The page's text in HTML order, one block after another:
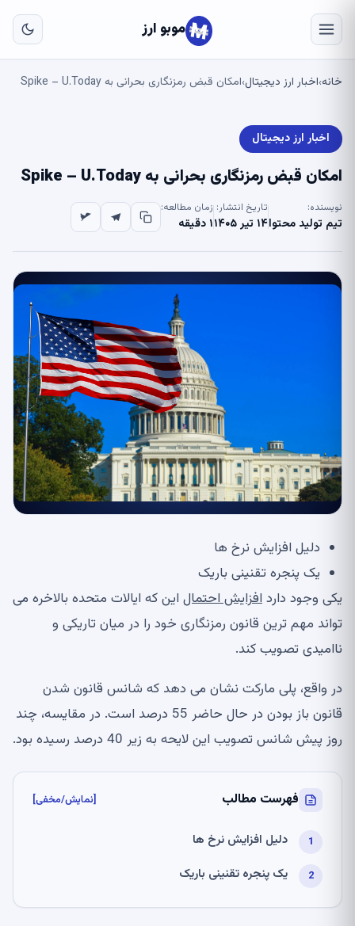
موبو ارز
خانه›اخبار ارز دیجیتال›امکان قبض رمزنگاری بحرانی به Spike – U.Today
اخبار ارز دیجیتال
امکان قبض رمزنگاری بحرانی به Spike – U.Today
نویسنده:
تیم تولید محتوا
تاریخ انتشار:
۱۴ تیر ۱۴۰۵
زمان مطالعه:
۱ دقیقه
دلیل افزایش نرخ ها
یک پنجره تقنینی باریک
یکی وجود داردافزایش احتمال این که ایالات متحده بالاخره می
تواند مهم ترین قانون رمزنگاری خود را در میان تاریکی و
ناامیدی تصویب کند.
در واقع، پلی مارکت نشان می دهد که شانس قانون شدن
قانون باز بودن در حال حاضر 55 درصد است. در مقایسه، چند
روز پیش شانس تصویب این لایحه به زیر 40 درصد رسیده بود.
فهرست مطالب [نمایش/مخفی]
دلیل افزایش نرخ ها
یک پنجره تقنینی باریک